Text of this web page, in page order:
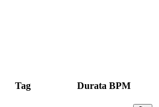
Tag Durata BPM